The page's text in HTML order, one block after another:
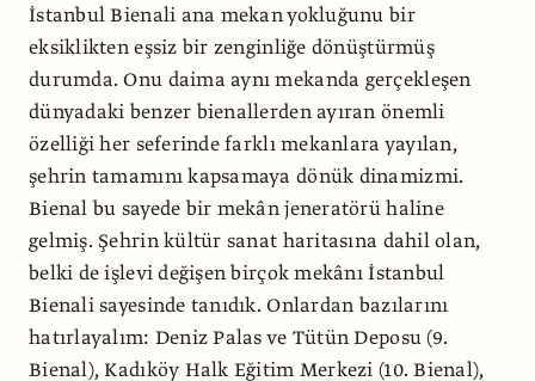
İstanbul Bienali ana mekan yokluğunu bir
eksiklikten eşsiz bir zenginliğe dönüştürmüş
durumda. Onu daima aynı mekanda gerçekleşen
dünyadaki benzer bienallerden ayıran önemli
özelliği her seferinde farklı mekanlara yayılan,
şehrin tamamını kapsamaya dönük dinamizmi.
Bienal bu sayede bir mekân jeneratörü haline
gelmiş. Şehrin kültür sanat haritasına dahil olan,
belki de işlevi değişen birçok mekânı İstanbul
Bienali sayesinde tanıdık. Onlardan bazılarını
hatırlayalım: Deniz Palas ve Tütün Deposu (9.
Bienal), Kadıköy Halk Eğitim Merkezi (10. Bienal),